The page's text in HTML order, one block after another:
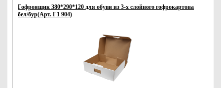
Гофроящик 380*290*120 для обуви из 3-х слойного гофрокартона
бел/бур(Арт. Г1 904)